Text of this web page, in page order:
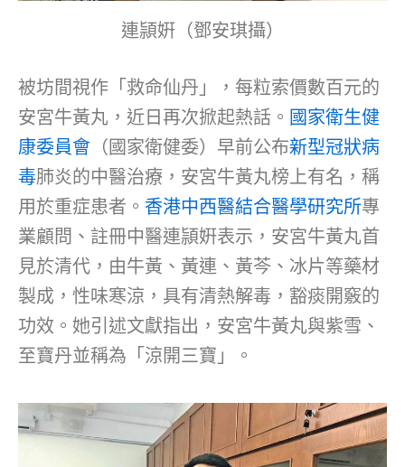
連頴姸（鄧安琪攝）
被坊間視作「救命仙丹」，每粒索價數百元的
安宮牛黃丸，近日再次掀起熱話。 國家衛生健
康委員會 （國家衛健委）早前公布新型冠狀病
毒肺炎的中醫治療，安宮牛黃丸榜上有名，稱
用於重症患者。 香港中西醫結合醫學研究所專
業顧問、註冊中醫連頴姸表示，安宮牛黃丸首
見於清代，由牛黃、黃連、黃芩、冰片等藥材
製成，性味寒涼，具有清熱解毒，豁痰開竅的
功效。她引述文獻指出，安宮牛黃丸與紫雪、
至寶丹並稱為「涼開三寶」。